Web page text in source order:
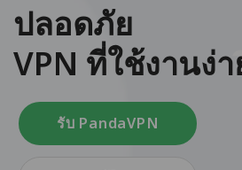
ปลอดภัย
VPN ที่ใช้งานง่า
รับ PandaVPN